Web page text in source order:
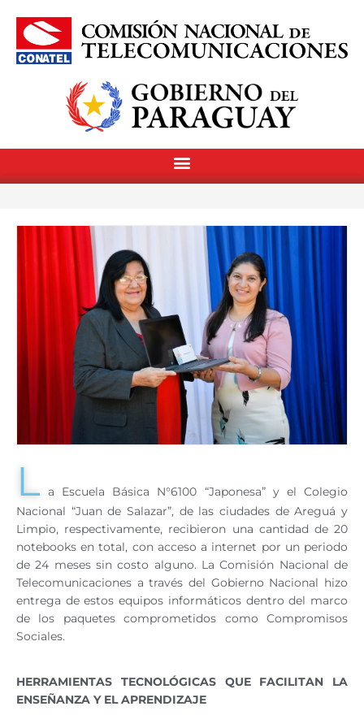
L
a Escuela Básica N°6100 “Japonesa” y el Colegio
Nacional “Juan de Salazar”, de las ciudades de Areguá y
Limpio, respectivamente, recibieron una cantidad de 20
notebooks en total, con acceso a internet por un periodo
de 24 meses sin costo alguno. La Comisión Nacional de
Telecomunicaciones a través del Gobierno Nacional hizo
entrega de estos equipos informáticos dentro del marco
de los paquetes comprometidos como Compromisos
Sociales.
HERRAMIENTAS TECNOLÓGICAS QUE FACILITAN LA
ENSEÑANZA Y EL APRENDIZAJE